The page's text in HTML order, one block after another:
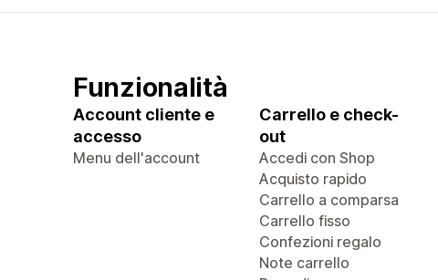
Funzionalità
Account cliente e
accesso
Menu dell'account
Carrello e check-
out
Accedi con Shop
Acquisto rapido
Carrello a comparsa
Carrello fisso
Confezioni regalo
Note carrello